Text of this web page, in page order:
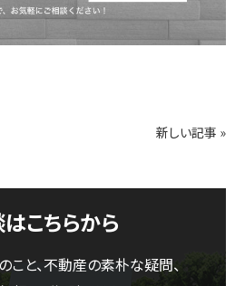
新しい記事 »
こちらから
こと、不動産の素朴な疑問、